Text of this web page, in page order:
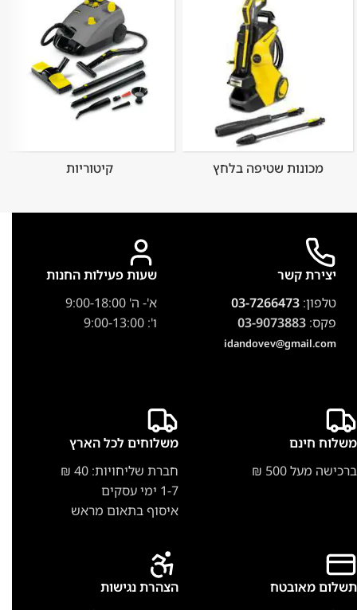
מכונות שטיפה בלחץ קיטוריות
יצירת קשר
טלפון:03-7266473
פקס:03-9073883
idandovev@gmail.com
שעות פעילות החנות
א'- ה' 9:00-18:00
ו': 9:00-13:00
משלוח חינם
ברכישה מעל 500 ₪
משלוחים לכל הארץ
חברת שליחויות: 40 ₪
1-7 ימי עסקים
איסוף בתאום מראש
תשלום מאובטח
הצהרת נגישות